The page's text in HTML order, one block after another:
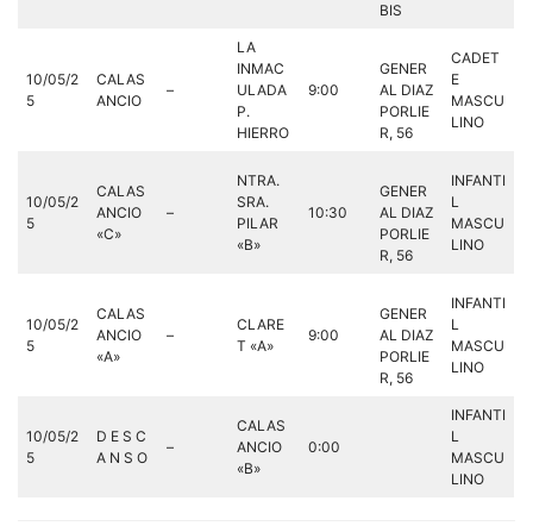
BIS
10/05/2
5
CALAS
ANCIO
–
LA
INMAC
ULADA
P.
HIERRO
9:00
GENER
AL DIAZ
PORLIE
R, 56
CADET
E
MASCU
LINO
10/05/2
5
CALAS
ANCIO
«C»
–
NTRA.
SRA.
PILAR
«B»
10:30
GENER
AL DIAZ
PORLIE
R, 56
INFANTI
L
MASCU
LINO
10/05/2
5
CALAS
ANCIO
«A»
–
CLARE
T «A»
9:00
GENER
AL DIAZ
PORLIE
R, 56
INFANTI
L
MASCU
LINO
10/05/2
5
D E S C
A N S O
–
CALAS
ANCIO
«B»
0:00
INFANTI
L
MASCU
LINO